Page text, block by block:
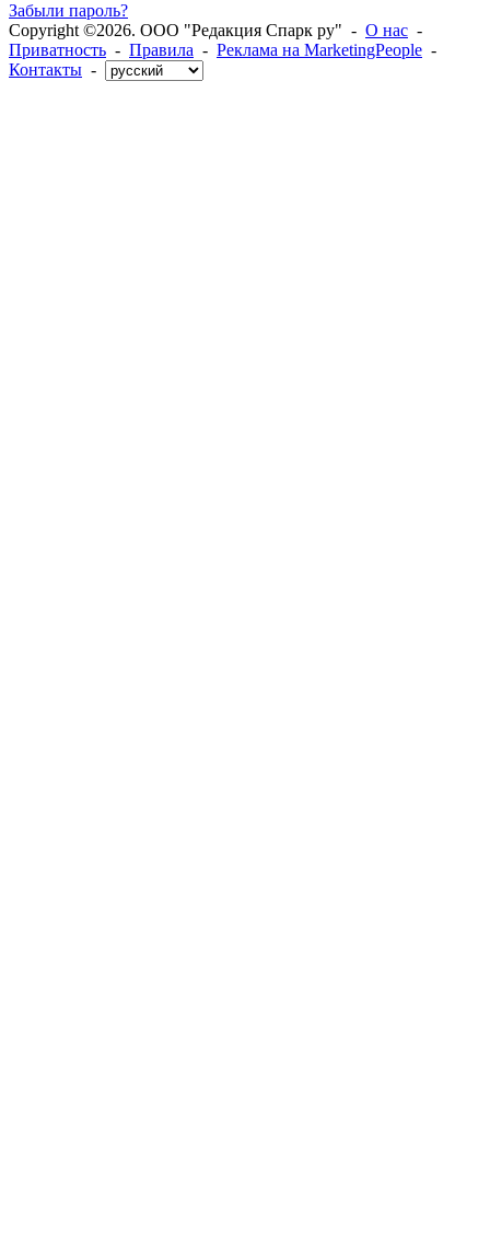
Забыли пароль?
Copyright ©2026. ООО "Редакция Спарк ру" - О нас -
Приватность - Правила - Реклама на MarketingPeople -
Контакты -